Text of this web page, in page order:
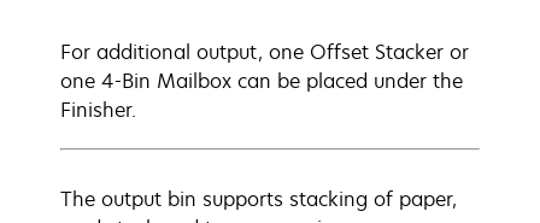
For additional output, one Offset Stacker or
one 4-Bin Mailbox can be placed under the
Finisher.
The output bin supports stacking of paper,